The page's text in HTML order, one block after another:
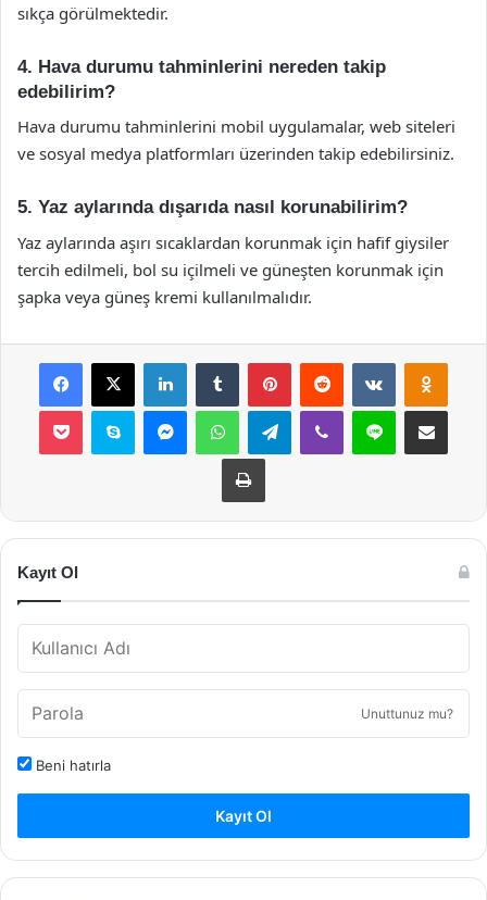
sıkça görülmektedir.
4. Hava durumu tahminlerini nereden takip
edebilirim?
Hava durumu tahminlerini mobil uygulamalar, web siteleri
ve sosyal medya platformları üzerinden takip edebilirsiniz.
5. Yaz aylarında dışarıda nasıl korunabilirim?
Yaz aylarında aşırı sıcaklardan korunmak için hafif giysiler
tercih edilmeli, bol su içilmeli ve güneşten korunmak için
şapka veya güneş kremi kullanılmalıdır.
Facebook
X LinkedInTumblr PinterestReddit VKontakte
Pocket Skype MessengerWhatsAppTelegramViber Line E-Posta ile
Yazdır
Kayıt Ol
Unuttunuz mu?
Beni hatırla
Kayıt Ol